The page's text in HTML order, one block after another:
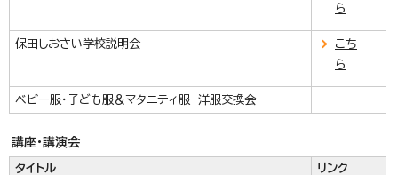
ら
保田しおさい学校説明会
こち
ら
ベビー服・子ども服＆マタニティ服 洋服交換会
講座・講演会
タイトル
リンク